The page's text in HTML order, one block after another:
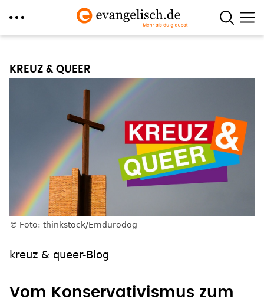
Inhalt
KREUZ & QUEER
Foto: thinkstock/Emdurodog
kreuz & queer-Blog
Vom Konservativismus zum